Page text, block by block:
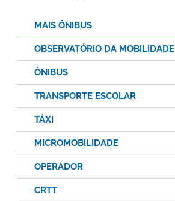
MAIS ÔNIBUS
OBSERVATÓRIO DA MOBILIDADE
ÔNIBUS
TRANSPORTE ESCOLAR
TÁXI
MICROMOBILIDADE
OPERADOR
CRTT